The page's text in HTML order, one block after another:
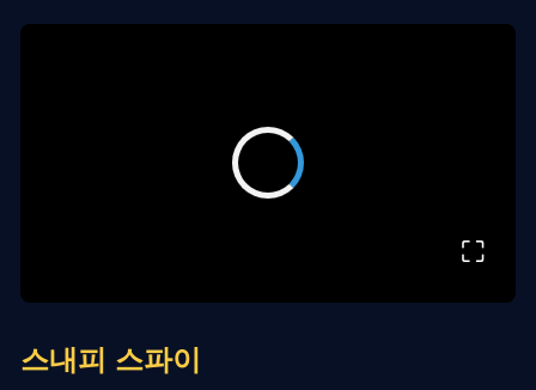
⛶
스내피 스파이